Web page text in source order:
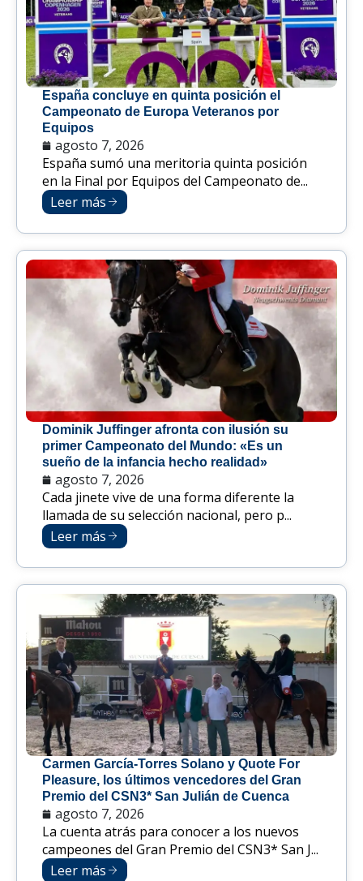
España concluye en quinta posición el
Campeonato de Europa Veteranos por
Equipos
agosto 7, 2026
España sumó una meritoria quinta posición
en la Final por Equipos del Campeonato de...
Leer más
Dominik Juffinger afronta con ilusión su
primer Campeonato del Mundo: «Es un
sueño de la infancia hecho realidad»
agosto 7, 2026
Cada jinete vive de una forma diferente la
llamada de su selección nacional, pero p...
Leer más
Carmen García-Torres Solano y Quote For
Pleasure, los últimos vencedores del Gran
Premio del CSN3* San Julián de Cuenca
agosto 7, 2026
La cuenta atrás para conocer a los nuevos
campeones del Gran Premio del CSN3* San J...
Leer más